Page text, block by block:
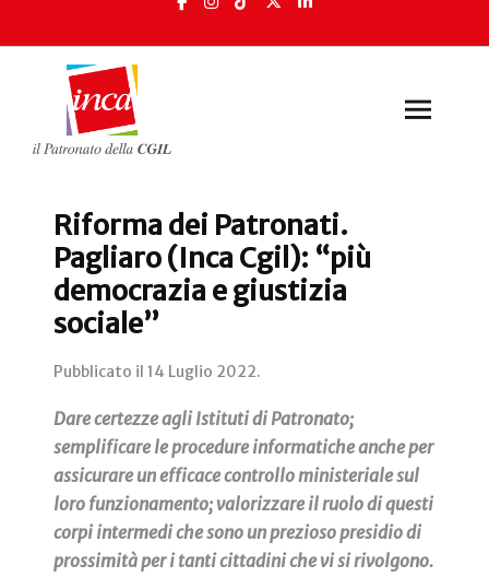
Riforma dei Patronati.
Pagliaro (Inca Cgil): “più
democrazia e giustizia
sociale”
Pubblicato il 14 Luglio 2022.
Dare certezze agli Istituti di Patronato;
semplificare le procedure informatiche anche per
assicurare un efficace controllo ministeriale sul
loro funzionamento; valorizzare il ruolo di questi
corpi intermedi che sono un prezioso presidio di
prossimità per i tanti cittadini che vi si rivolgono.